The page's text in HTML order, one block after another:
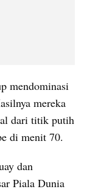
mendominasi
mereka
dari titik putih
di menit 70.
dan
Piala Dunia